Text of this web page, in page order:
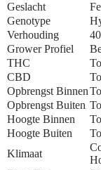
Geslacht
Genotype
Verhouding
Grower Profiel
THC
CBD
Opbrengst Binnen
Opbrengst Buiten
Hoogte Binnen
Hoogte Buiten
Klimaat